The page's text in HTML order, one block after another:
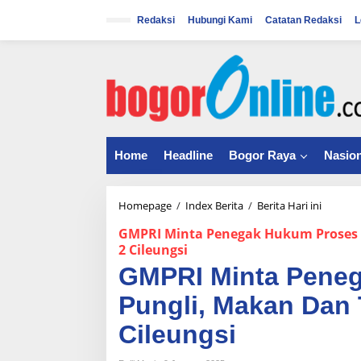
i
Redaksi Hubungi Kami Catatan Redaksi
Home Headline Bogor Raya
Homepage / Index Berita / Berita Hari ini
P
M
n
GMPRI Minta Penegak Hukum
2 Cileungsi
GMPRI Minta
Pungli, Makan Dan
Cileungsi